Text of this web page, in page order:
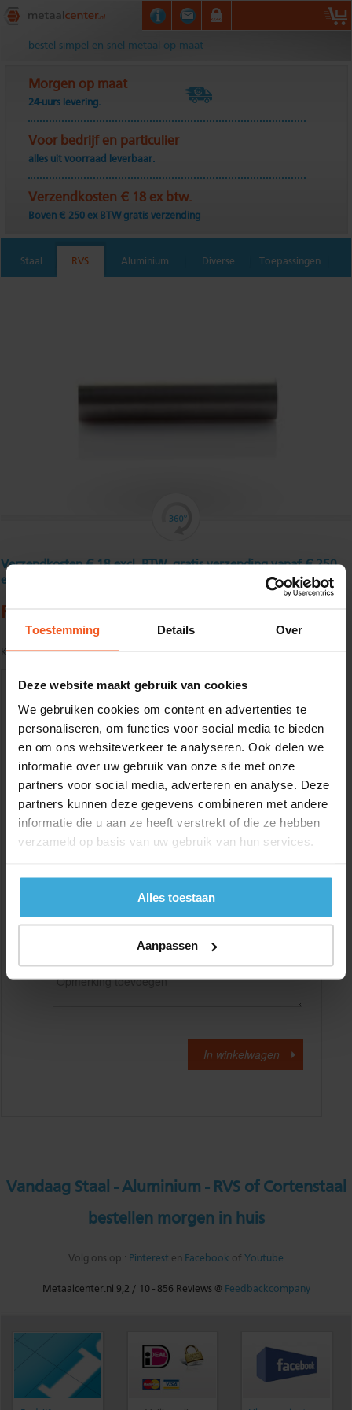
Toestemming Details Over
Deze website maakt gebruik van cookies
We gebruiken cookies om content en advertenties te
personaliseren, om functies voor social media te bieden
en om ons websiteverkeer te analyseren. Ook delen we
informatie over uw gebruik van onze site met onze
partners voor social media, adverteren en analyse. Deze
partners kunnen deze gegevens combineren met andere
informatie die u aan ze heeft verstrekt of die ze hebben
verzameld op basis van uw gebruik van hun services.
Alles toestaan
Aanpassen
Metaalcenter.nl
bestel simpel en snel metaal op maat
Morgen op maat
24-uurs levering.
Voor bedrijf en particulier
alles uit voorraad leverbaar.
Verzendkosten € 18 ex btw.
Boven € 250 ex BTW gratis verzending
Staal RVS Aluminium Diverse Toepassingen
Verzendkosten € 18 excl. BTW, gratis verzending vanaf € 250
excl. BTW
Ronde buis, roestvast 40 x 2 mm
Kwaliteit: AISI 304
Gewenste
lengtemaat in
(max. 2000 mm)
+/- 2 mm lengtetolerantie
Materiaalkosten
Alle bedragen zijn excl. 21% BTW
Vandaag Staal - Aluminium - RVS of Cortenstaal
bestellen morgen in huis
Volg ons op : Pinterest en Facebook of Youtube
Metaalcenter.nl 9,2 / 10 -856 Reviews @ Feedbackcompany